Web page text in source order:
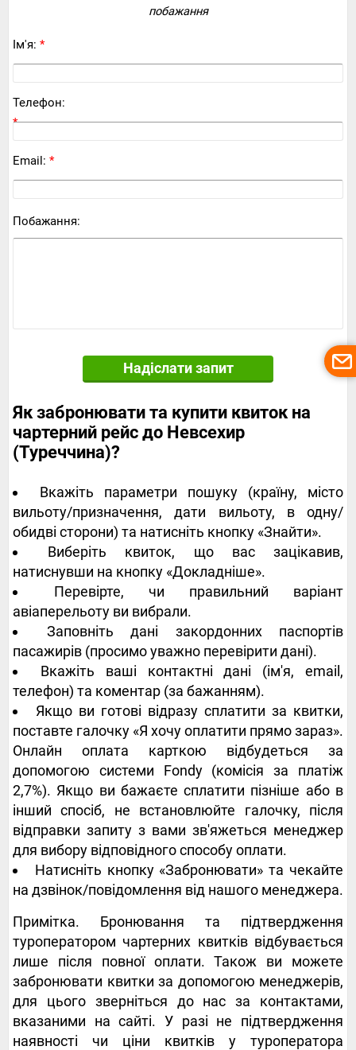
побажання
Ім'я: *
Телефон:
*
Email: *
Побажання:
Надіслати запит
Як забронювати та купити квиток на
чартерний рейс до Невсехир
(Туреччина)?
Вкажіть параметри пошуку (країну, місто
вильоту/призначення, дати вильоту, в одну/
обидві сторони) та натисніть кнопку «Знайти».
Виберіть квиток, що вас зацікавив,
натиснувши на кнопку «Докладніше».
Перевірте, чи правильний варіант
авіаперельоту ви вибрали.
Заповніть дані закордонних паспортів
пасажирів (просимо уважно перевірити дані).
Вкажіть ваші контактні дані (ім'я, email,
телефон) та коментар (за бажанням).
Якщо ви готові відразу сплатити за квитки,
поставте галочку «Я хочу оплатити прямо зараз».
Онлайн оплата карткою відбудеться за
допомогою системи Fondy (комісія за платіж
2,7%). Якщо ви бажаєте сплатити пізніше або в
інший спосіб, не встановлюйте галочку, після
відправки запиту з вами зв'яжеться менеджер
для вибору відповідного способу оплати.
Натисніть кнопку «Забронювати» та чекайте
на дзвінок/повідомлення від нашого менеджера.
Примітка. Бронювання та підтвердження
туроператором чартерних квитків відбувається
лише після повної оплати. Також ви можете
забронювати квитки за допомогою менеджерів,
для цього зверніться до нас за контактами,
вказаними на сайті. У разі не підтвердження
наявності чи ціни квитків у туроператора